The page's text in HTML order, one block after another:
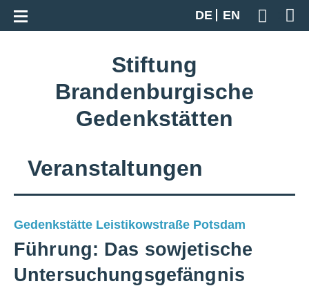
DE
EN
Geben
Zur Gesamtübersicht
Stiftung
Brandenburgische
Gedenkstätten
Veranstaltungen
Gedenkstätte Leistikowstraße Potsdam
Führung: Das sowjetische
Untersuchungsgefängnis